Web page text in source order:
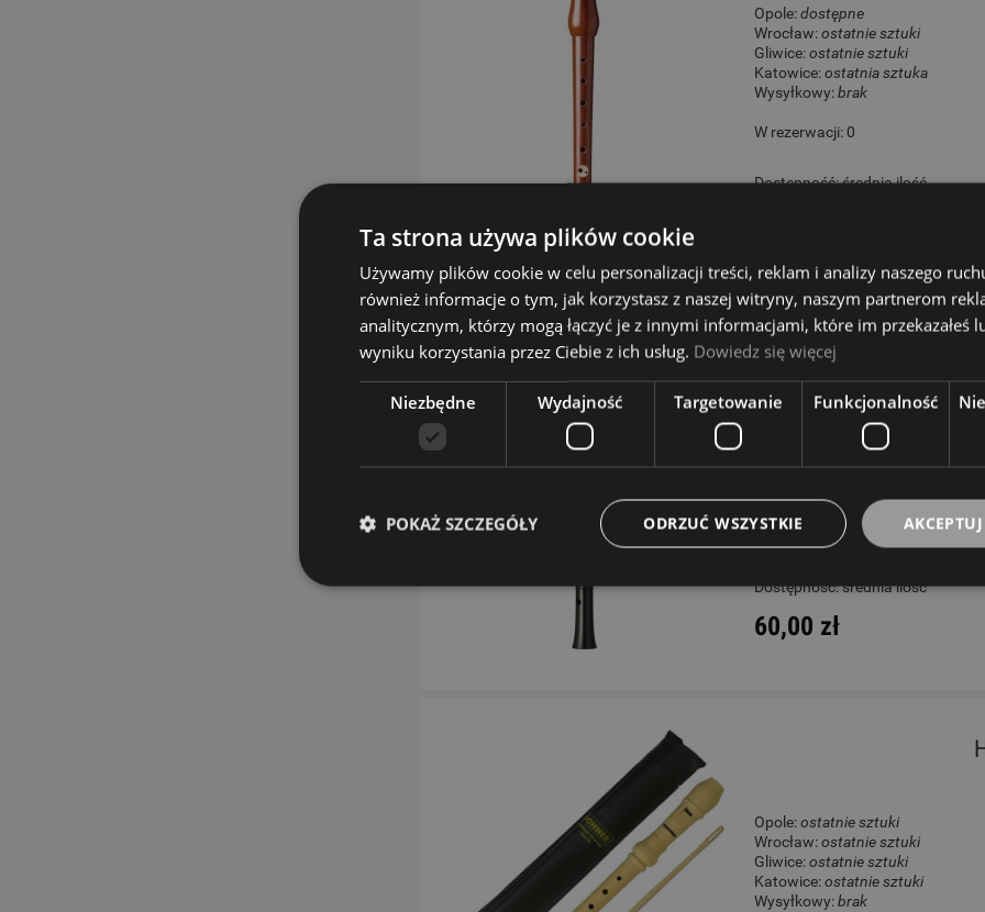
Opole:dostępne
Wrocław:ostatnie sztuki
Gliwice:ostatnie sztuki
Katowice:ostatnia sztuka
Wysyłkowy:brak
W rezerwacji: 0
Dostępność:średnia ilość
Flet
ostatnie sztuki
Wysyłkowy:
W rezerwacji: 0
Dostępność:średnia ilość
60,00 zł
Opole:ostatnie sztuki
Wrocław:ostatnie sztuki
Gliwice:ostatnie sztuki
Katowice:ostatnie sztuki
Wysyłkowy:brak
Ta strona używa plików cookie
Używamy plików cookie w celu personalizacji treści, reklam i analizy naszego
również informacje o tym, jak korzystasz z naszej witryny, naszym partnerom
analitycznym, którzy mogą łączyć je z innymi informacjami, które im przekazałeś
wyniku korzystania przez Ciebie z ich usług. Dowiedz się więcej
Niezbędne Wydajność Targetowanie Funkcjonalność
ODRZUĆ WSZYSTKIE
POKAŻ SZCZEGÓŁY